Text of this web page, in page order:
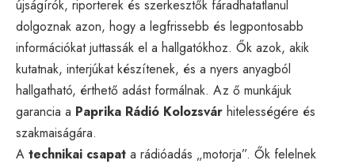
újságírók, riporterek és szerkesztők fáradhatatlanul
dolgoznak azon, hogy a legfrissebb és legpontosabb
információkat juttassák el a hallgatókhoz. Ők azok, akik
kutatnak, interjúkat készítenek, és a nyers anyagból
hallgatható, érthető adást formálnak. Az ő munkájuk
garancia a Paprika Rádió Kolozsvár hitelességére és
szakmaiságára.
A technikai csapat a rádióadás „motorja”. Ők felelnek